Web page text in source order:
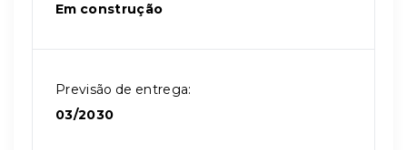
Em construção
Previsão de entrega:
03/2030